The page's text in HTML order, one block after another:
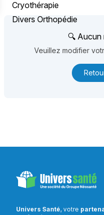
Cryothérapie
Divers Orthopédie
🔍 Aucun
Veuillez modifier
Univers Santé, votre